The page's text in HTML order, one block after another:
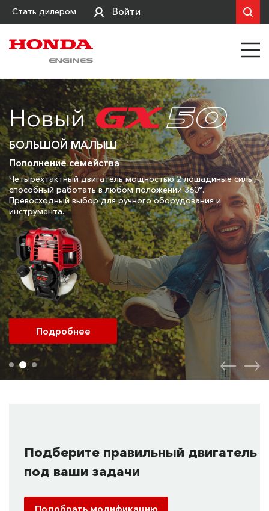
Стать дилером Войти
БОЛЬШОЙ МАЛЫШ
Пополнение семейства
Четырехтактный двигатель мощностью 2 лошадиные силы,
способный работать в любом положении 360°.
Превосходный выбор для ручного оборудования и
инструмента.
Подробнее
Подберите правильный двигатель
под ваши задачи
Подобрать модификацию